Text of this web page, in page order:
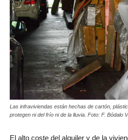
Las infraviviendas están hechas de cartón,
protegen ni del frío ni de la lluvia. Foto: F. Bódalo
El alto coste del alquiler y de la